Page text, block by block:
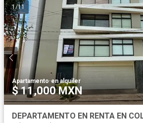
1/11
Apartamento·en alquiler
$ 11,000 MXN